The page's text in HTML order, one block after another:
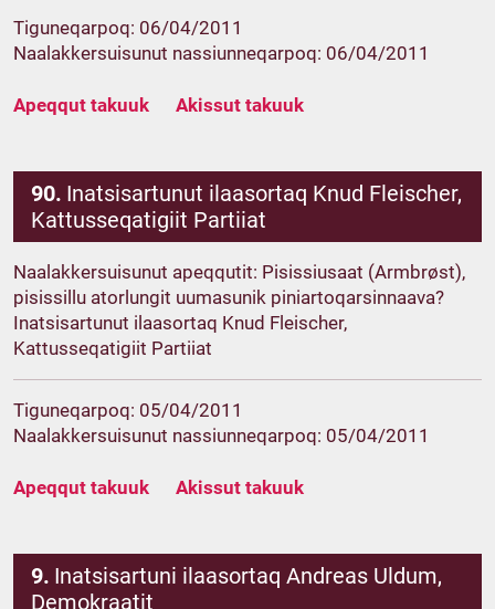
Tiguneqarpoq: 06/04/2011
Naalakkersuisunut nassiunneqarpoq: 06/04/2011
Apeqqut takuuk Akissut takuuk
90. Inatsisartunut ilaasortaq Knud Fleischer,
Kattusseqatigiit Partiiat
Naalakkersuisunut apeqqutit: Pisissiusaat (Armbrøst),
pisissillu atorlungit uumasunik piniartoqarsinnaava?
Inatsisartunut ilaasortaq Knud Fleischer,
Kattusseqatigiit Partiiat
Tiguneqarpoq: 05/04/2011
Naalakkersuisunut nassiunneqarpoq: 05/04/2011
Apeqqut takuuk Akissut takuuk
9. Inatsisartuni ilaasortaq Andreas Uldum,
Demokraatit